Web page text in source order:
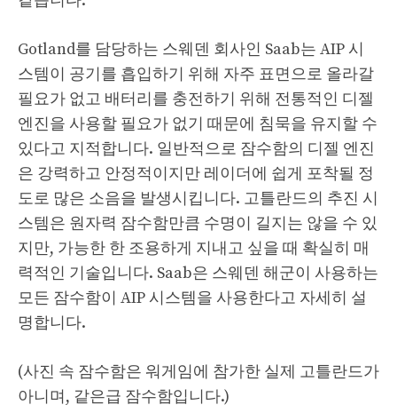
Gotland를 담당하는 스웨덴 회사인 Saab는 AIP 시
스템이 공기를 흡입하기 위해 자주 표면으로 올라갈
필요가 없고 배터리를 충전하기 위해 전통적인 디젤
엔진을 사용할 필요가 없기 때문에 침묵을 유지할 수
있다고 지적합니다. 일반적으로 잠수함의 디젤 엔진
은 강력하고 안정적이지만 레이더에 쉽게 포착될 정
도로 많은 소음을 발생시킵니다. 고틀란드의 추진 시
스템은 원자력 잠수함만큼 수명이 길지는 않을 수 있
지만, 가능한 한 조용하게 지내고 싶을 때 확실히 매
력적인 기술입니다. Saab은 스웨덴 해군이 사용하는
모든 잠수함이 AIP 시스템을 사용한다고 자세히 설
명합니다.
(사진 속 잠수함은 워게임에 참가한 실제 고틀란드가
아니며, 같은급 잠수함입니다.)